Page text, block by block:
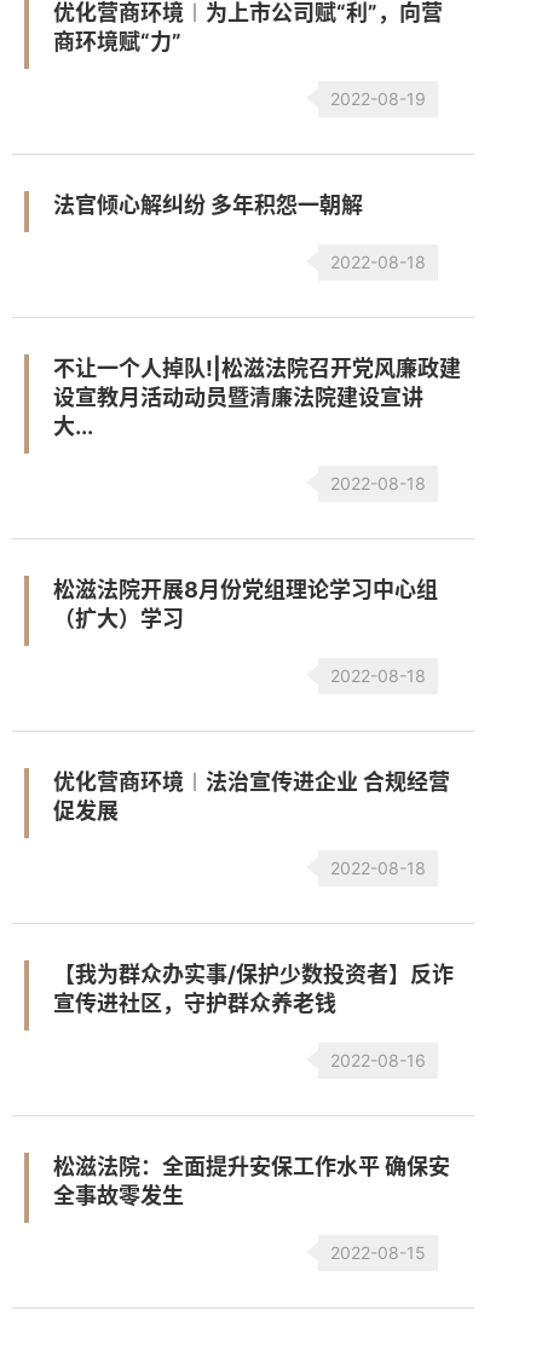
优化营商环境︱为上市公司赋“利”，向营
商环境赋“力”
2022-08-19
法官倾心解纠纷 多年积怨一朝解
2022-08-18
不让一个人掉队!|松滋法院召开党风廉政建
设宣教月活动动员暨清廉法院建设宣讲
大...
2022-08-18
松滋法院开展8月份党组理论学习中心组
（扩大）学习
2022-08-18
优化营商环境︱法治宣传进企业 合规经营
促发展
2022-08-18
【我为群众办实事/保护少数投资者】反诈
宣传进社区，守护群众养老钱
2022-08-16
松滋法院：全面提升安保工作水平 确保安
全事故零发生
2022-08-15